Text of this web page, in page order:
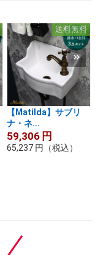
送料無料
【Matilda】サブリ
ナ・ネ...
59,306 円
65,237 円 （税込）